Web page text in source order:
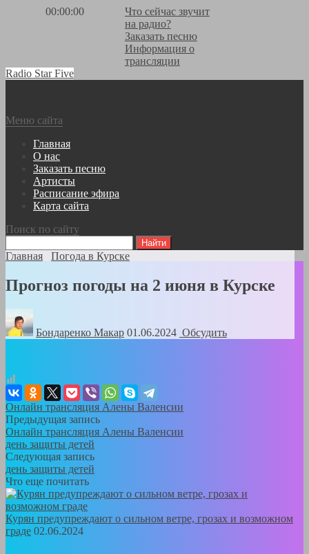
00:00:00
Что сейчас звучит
на радио?
Заказать песню
Информация о
трансляции
Radio Star Five
Меню сайта
Главная
О нас
Заказать песню
Артисты
Расписание эфира
Карта сайта
Поиск по сайту
Главная Погода в Курске
Прогноз погоды на 2 июня в Курске
Бондаренко Mакар 01.06.2024 Обсудить
Онлайн трансляция Алены Валенсии
Предыдущая запись
Онлайн трансляция Алены Валенсии
день защиты детей
Следующая запись
день защиты детей
Что еще почитать
Курян предупреждают о сильном ветре, грозах и возможном
граде 02.06.2024